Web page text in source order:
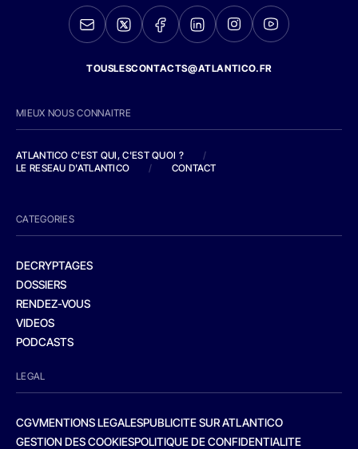
TOUSLESCONTACTS@ATLANTICO.FR
MIEUX NOUS CONNAITRE
ATLANTICO C'EST QUI, C'EST QUOI ?
/
LE RESEAU D'ATLANTICO
/ CONTACT
CATEGORIES
DECRYPTAGES
DOSSIERS
RENDEZ-VOUS
VIDEOS
PODCASTS
LEGAL
CGVMENTIONS LEGALESPUBLICITE SUR ATLANTICO
GESTION DES COOKIESPOLITIQUE DE CONFIDENTIALITE